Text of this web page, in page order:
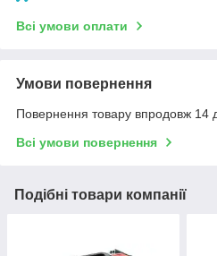
Всі умови оплати
Умови повернення
Повернення товару впродовж 14
Всі умови повернення
Подібні товари компанії